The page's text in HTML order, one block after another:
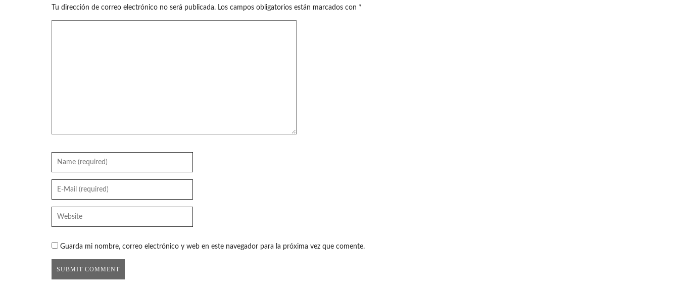
Tu dirección de correo electrónico no será publicada. Los campos obligatorios están marcados con *
Guarda mi nombre, correo electrónico y web en este navegador para la próxima vez que comente.